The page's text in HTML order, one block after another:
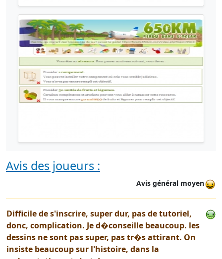
Avis des joueurs :
Avis général moyen
Difficile de s'inscrire, super dur, pas de tutoriel,
donc, complication. Je d�conseille beaucoup. les
dessins ne sont pas super, pas tr�s attirant. On
insiste beaucoup sur l'histoire, dans la